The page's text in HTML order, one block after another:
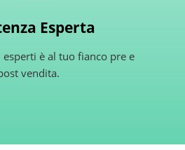
Esperta
è al tuo fianco pre e
vendita.